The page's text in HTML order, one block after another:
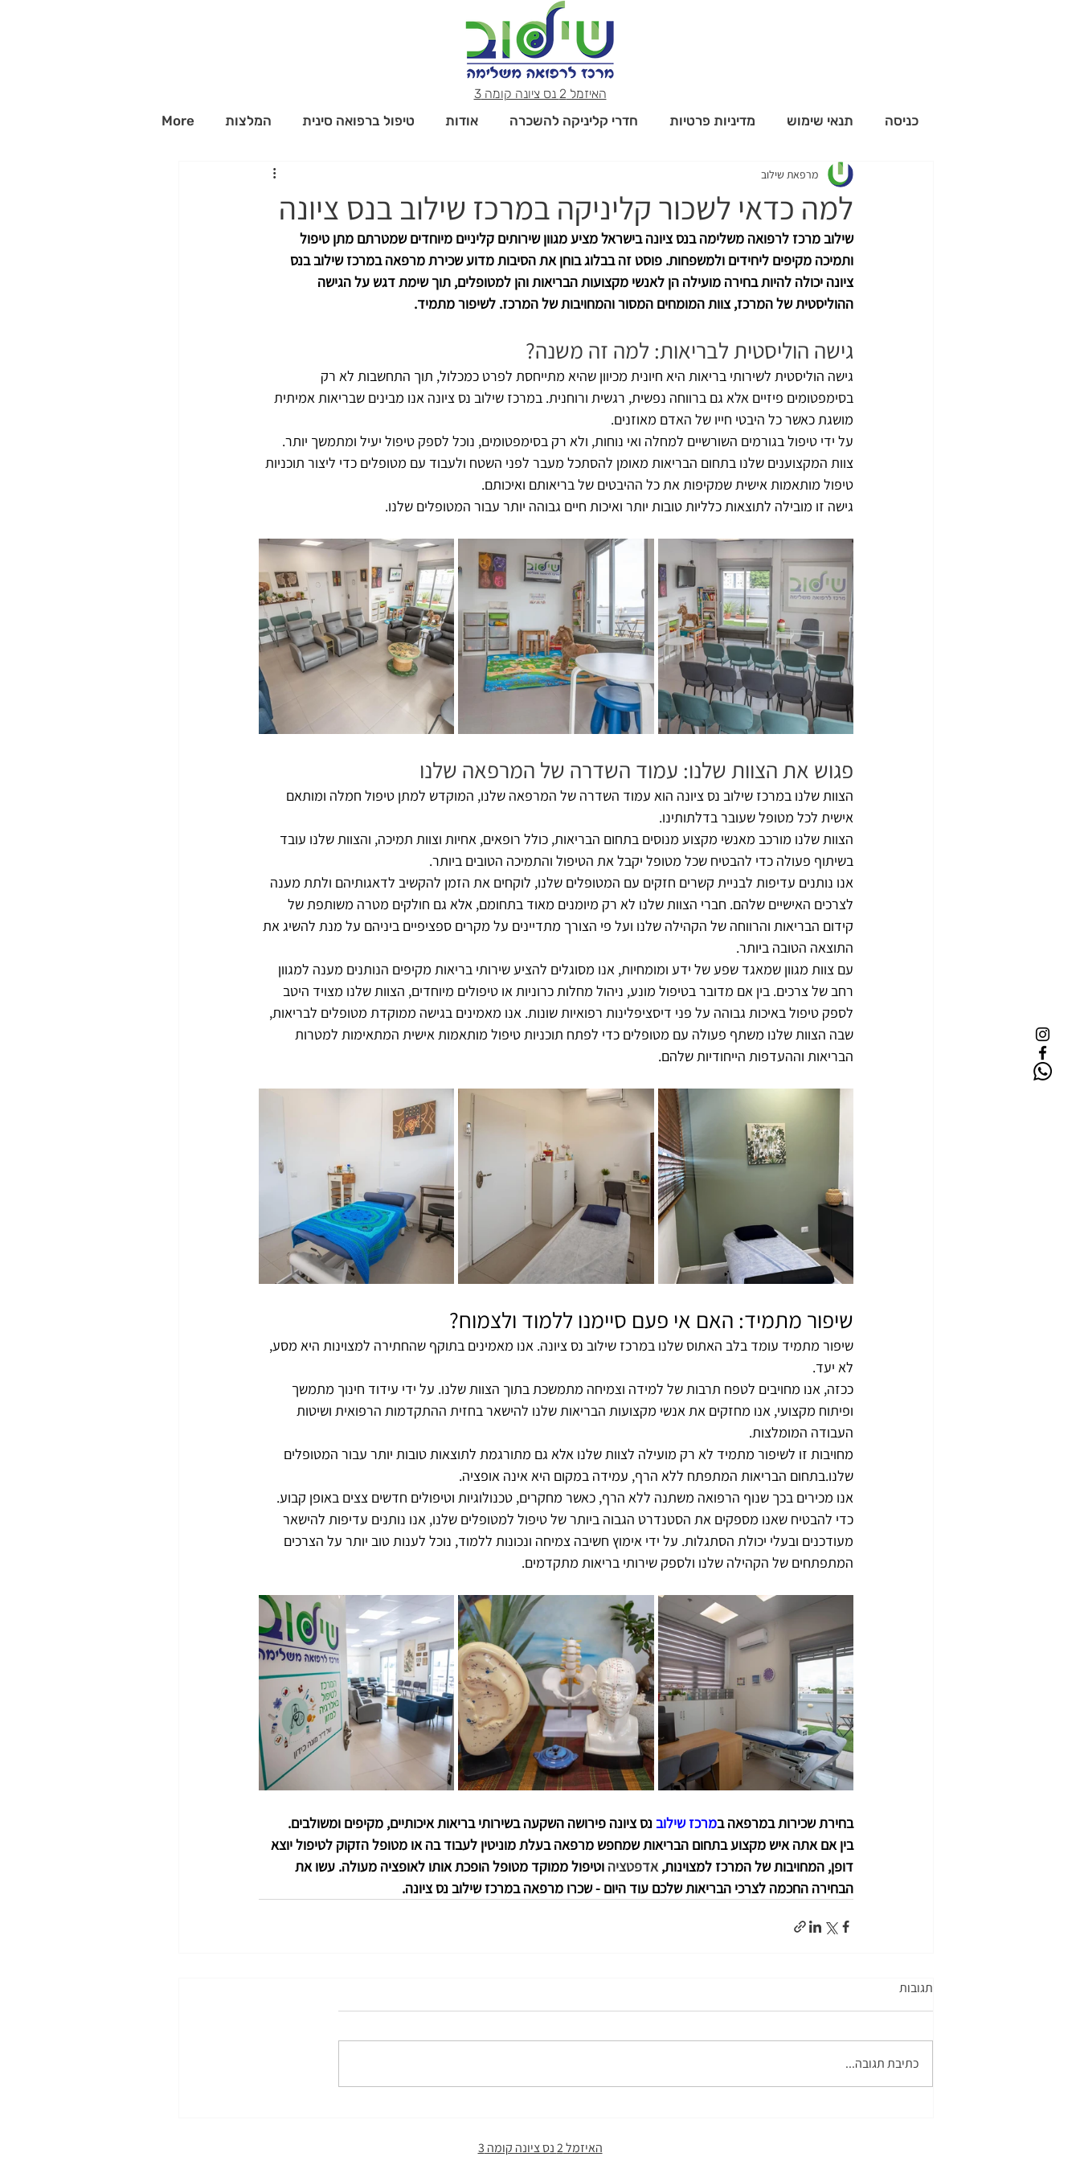
כניסה תנאי שימוש מדיניות פרטיות חדרי קליניקה להשכרה אודות טיפול ברפואה סינית המלצות More
האיזמל 2 נס ציונה קומה 3
למה כדאי לשכור קליניקה במרכז שילוב בנס ציונה
מרפאת שילוב
שילוב מרכז לרפואה משלימה בנס ציונה בישראל מציע מגוון שירותים קליניים מיוחדים שמטרתם מתן טיפול
ותמיכה מקיפים ליחידים ולמשפחות. פוסט זה בבלוג בוחן את הסיבות מדוע שכירת מרפאה במרכז שילוב בנס
ציונה יכולה להיות בחירה מועילה הן לאנשי מקצועות הבריאות והן למטופלים, תוך שימת דגש על הגישה
ההוליסטית של המרכז, צוות המומחים המסור והמחויבות של המרכז. לשיפור מתמיד.
גישה הוליסטית לבריאות: למה זה משנה?
גישה הוליסטית לשירותי בריאות היא חיונית מכיוון שהיא מתייחסת לפרט כמכלול, תוך התחשבות לא רק
בסימפטומים פיזיים אלא גם ברווחה נפשית, רגשית ורוחנית. במרכז שילוב נס ציונה אנו מבינים שבריאות אמיתית
מושגת כאשר כל היבטי חייו של האדם מאוזנים.
על ידי טיפול בגורמים השורשיים למחלה ואי נוחות, ולא רק בסימפטומים, נוכל לספק טיפול יעיל ומתמשך יותר.
צוות המקצוענים שלנו בתחום הבריאות מאומן להסתכל מעבר לפני השטח ולעבוד עם מטופלים כדי ליצור תוכניות
טיפול מותאמות אישית שמקיפות את כל ההיבטים של בריאותם ואיכותם.
גישה זו מובילה לתוצאות כלליות טובות יותר ואיכות חיים גבוהה יותר עבור המטופלים שלנו.
פגוש את הצוות שלנו: עמוד השדרה של המרפאה שלנו
הצוות שלנו במרכז שילוב נס ציונה הוא עמוד השדרה של המרפאה שלנו, המוקדש למתן טיפול חמלה ומותאם
אישית לכל מטופל שעובר בדלתותינו.
הצוות שלנו מורכב מאנשי מקצוע מנוסים בתחום הבריאות, כולל רופאים, אחיות וצוות תמיכה, והצוות שלנו עובד
בשיתוף פעולה כדי להבטיח שכל מטופל יקבל את הטיפול והתמיכה הטובים ביותר.
אנו נותנים עדיפות לבניית קשרים חזקים עם המטופלים שלנו, לוקחים את הזמן להקשיב לדאגותיהם ולתת מענה
לצרכים האישיים שלהם. חברי הצוות שלנו לא רק מיומנים מאוד בתחומם, אלא גם חולקים מטרה משותפת של
קידום הבריאות והרווחה של הקהילה שלנו ועל פי הצורך מתדיינים על מקרים ספציפיים ביניהם על מנת להשיג את
התוצאה הטובה ביותר.
עם צוות מגוון שמאגד שפע של ידע ומומחיות, אנו מסוגלים להציע שירותי בריאות מקיפים הנותנים מענה למגוון
רחב של צרכים. בין אם מדובר בטיפול מונע, ניהול מחלות כרוניות או טיפולים מיוחדים, הצוות שלנו מצויד היטב
לספק טיפול באיכות גבוהה על פני דיסציפלינות רפואיות שונות. אנו מאמינים בגישה ממוקדת מטופלים לבריאות,
שבה הצוות שלנו משתף פעולה עם מטופלים כדי לפתח תוכניות טיפול מותאמות אישית המתאימות למטרות
הבריאות וההעדפות הייחודיות שלהם.
שיפור מתמיד: האם אי פעם סיימנו ללמוד ולצמוח?
שיפור מתמיד עומד בלב האתוס שלנו במרכז שילוב נס ציונה. אנו מאמינים בתוקף שהחתירה למצוינות היא מסע,
לא יעד.
ככזה, אנו מחויבים לטפח תרבות של למידה וצמיחה מתמשכת בתוך הצוות שלנו. על ידי עידוד חינוך מתמשך
ופיתוח מקצועי, אנו מחזקים את אנשי מקצועות הבריאות שלנו להישאר בחזית ההתקדמות הרפואית ושיטות
העבודה המומלצות.
מחויבות זו לשיפור מתמיד לא רק מועילה לצוות שלנו אלא גם מתורגמת לתוצאות טובות יותר עבור המטופלים
שלנו.בתחום הבריאות המתפתח ללא הרף, עמידה במקום היא אינה אופציה.
אנו מכירים בכך שנוף הרפואה משתנה ללא הרף, כאשר מחקרים, טכנולוגיות וטיפולים חדשים צצים באופן קבוע.
כדי להבטיח שאנו מספקים את הסטנדרט הגבוה ביותר של טיפול למטופלים שלנו, אנו נותנים עדיפות להישאר
מעודכנים ובעלי יכולת הסתגלות. על ידי אימוץ חשיבה צמיחה ונכונות ללמוד, נוכל לענות טוב יותר על הצרכים
המתפתחים של הקהילה שלנו ולספק שירותי בריאות מתקדמים.
בחירת שכירות במרפאה במרכז שילוב נס ציונה פירושה השקעה בשירותי בריאות איכותיים, מקיפים ומשולבים.
בין אם אתה איש מקצוע בתחום הבריאות שמחפש מרפאה בעלת מוניטין לעבוד בה או מטופל הזקוק לטיפול יוצא
דופן, המחויבות של המרכז למצוינות, אדפטציה וטיפול ממוקד מטופל הופכת אותו לאופציה מעולה. עשו את
הבחירה החכמה לצרכי הבריאות שלכם עוד היום - שכרו מרפאה במרכז שילוב נס ציונה.
תגובות
כתיבת תגובה...
האיזמל 2 נס ציונה קומה 3